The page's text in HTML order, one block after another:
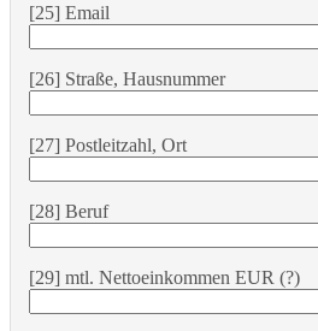
[25] Email
[26] Straße, Hausnummer
[27] Postleitzahl, Ort
[28] Beruf
[29] mtl. Nettoeinkommen EUR (?)